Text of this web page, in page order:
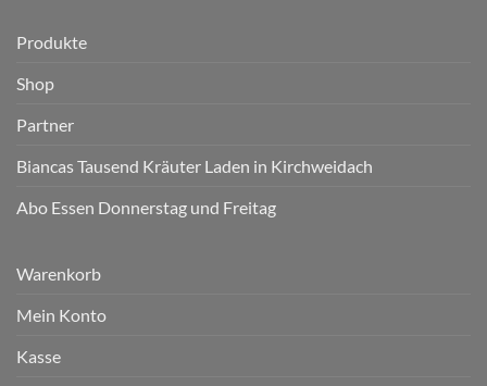
Produkte
Shop
Partner
Biancas Tausend Kräuter Laden in Kirchweidach
Abo Essen Donnerstag und Freitag
Warenkorb
Mein Konto
Kasse